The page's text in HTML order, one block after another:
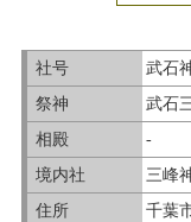
社号
武石
祭神
武石
相殿
-
境内社
三峰
住所
千葉